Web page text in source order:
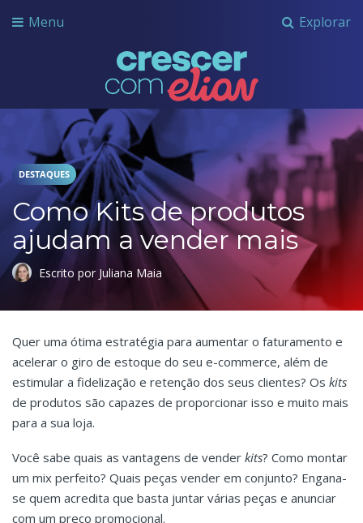
Explorar
Menu
Crescer com Grupo Elian
DESTAQUES
Como Kits de produtos
ajudam a vender mais
Escrito por Juliana Maia
Quer uma ótima estratégia para aumentar o faturamento e
acelerar o giro de estoque do seu e-commerce, além de
estimular a fidelização e retenção dos seus clientes? Os kits
de produtos são capazes de proporcionar isso e muito mais
para a sua loja.
Você sabe quais as vantagens de vender kits? Como montar
um mix perfeito? Quais peças vender em conjunto? Engana-
se quem acredita que basta juntar várias peças e anunciar
com um preço promocional.